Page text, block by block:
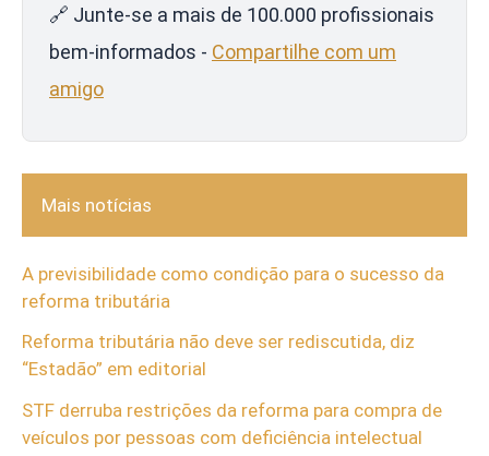
🔗 Junte-se a mais de 100.000 profissionais
bem-informados - Compartilhe com um
amigo
Mais notícias
A previsibilidade como condição para o sucesso da
reforma tributária
Reforma tributária não deve ser rediscutida, diz
“Estadão” em editorial
STF derruba restrições da reforma para compra de
veículos por pessoas com deficiência intelectual